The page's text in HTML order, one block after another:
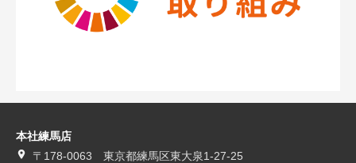
本社練馬店
〒178-0063 東京都練馬区東大泉1-27-25